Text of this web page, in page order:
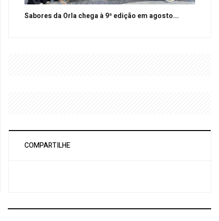
Sabores da Orla chega à 9ª edição em agosto...
COMPARTILHE